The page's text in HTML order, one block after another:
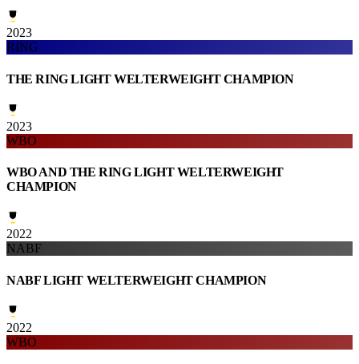
2023
RING
THE RING LIGHT WELTERWEIGHT CHAMPION
2023
WBO
WBO AND THE RING LIGHT WELTERWEIGHT
CHAMPION
2022
NABF
NABF LIGHT WELTERWEIGHT CHAMPION
2022
WBO